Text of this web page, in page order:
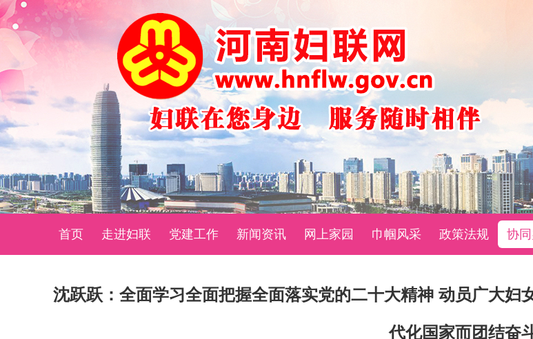
首页 走进妇联 党建工作 新闻资讯 网上家园 巾帼风采 政策法规 协
沈跃跃：全面学习全面把握全面落实党的二十大精神 动员广大
代化国家而团结奋